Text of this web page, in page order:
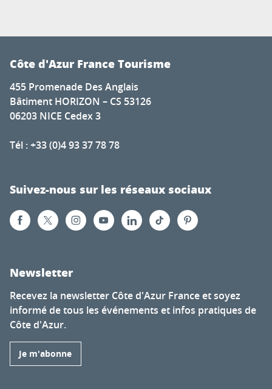
Côte d'Azur France Tourisme
455 Promenade Des Anglais
Bâtiment HORIZON – CS 53126
06203 NICE Cedex 3
Tél : +33 (0)4 93 37 78 78
Suivez-nous sur les réseaux sociaux
Newsletter
Recevez la newsletter Côte d'Azur France et soyez
informé de tous les événements et infos pratiques de
Côte d'Azur.
Je m'abonne